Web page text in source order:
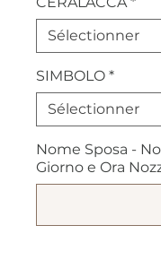
SIMBOLO *
Nome Sposa -
Giorno e Ora